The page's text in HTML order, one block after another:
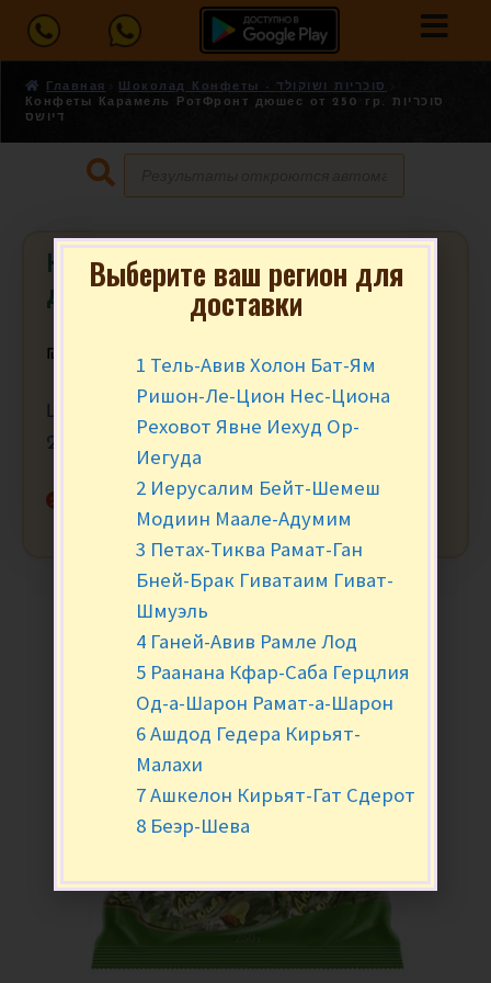
Главная
Шоколад Конфеты - סוכריות ושוקולד
Конфеты Карамель РотФронт дюшес от 250 гр. סוכריות
דיושס
Конфеты Карамель РотФронт
дюшес от 250 гр. סוכריות דיושס
₪ за 100 гр.
Цена за 100 гр. Минимальный заказ от
250 гр. (2.5)
Нет в наличии
Выберите ваш регион для
доставки
1 Тель-Авив Холон Бат-Ям
Ришон-Ле-Цион Нес-Циона
Реховот Явне Иехуд Ор-
Иегуда
2 Иерусалим Бейт-Шемеш
Модиин Маале-Адумим
3 Петах-Тиква Рамат-Ган
Бней-Брак Гиватаим Гиват-
Шмуэль
4 Ганей-Авив Рамле Лод
5 Раанана Кфар-Саба Герцлия
Од-а-Шарон Рамат-а-Шарон
6 Ашдод Гедера Кирьят-
Малахи
7 Ашкелон Кирьят-Гат Сдерот
8 Беэр-Шева